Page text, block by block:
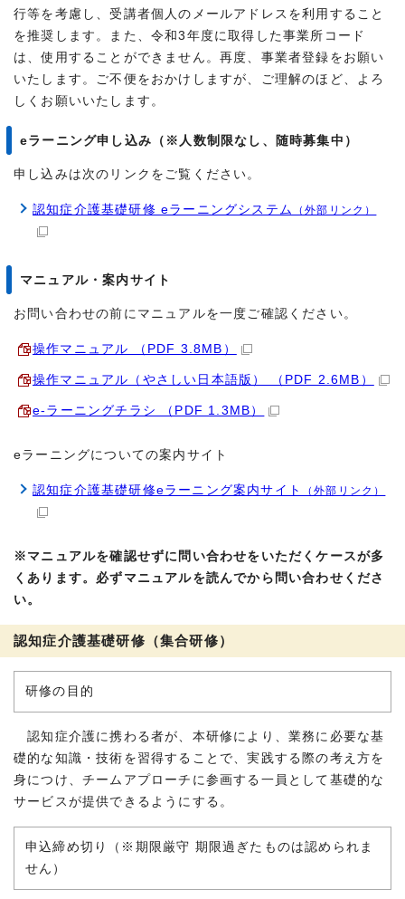
行等を考慮し、受講者個人のメールアドレスを利用すること
を推奨します。また、令和3年度に取得した事業所コード
は、使用することができません。再度、事業者登録をお願い
いたします。ご不便をおかけしますが、ご理解のほど、よろ
しくお願いいたします。
eラーニング申し込み（※人数制限なし、随時募集中）
申し込みは次のリンクをご覧ください。
認知症介護基礎研修 eラーニングシステム （外部リンク）
マニュアル・案内サイト
お問い合わせの前にマニュアルを一度ご確認ください。
操作マニュアル （PDF 3.8MB）
操作マニュアル（やさしい日本語版） （PDF 2.6MB）
e-ラーニングチラシ （PDF 1.3MB）
eラーニングについての案内サイト
認知症介護基礎研修eラーニング案内サイト （外部リンク）
※マニュアルを確認せずに問い合わせをいただくケースが多
くあります。必ずマニュアルを読んでから問い合わせくださ
い。
認知症介護基礎研修（集合研修）
研修の目的
認知症介護に携わる者が、本研修により、業務に必要な基
礎的な知識・技術を習得することで、実践する際の考え方を
身につけ、チームアプローチに参画する一員として基礎的な
サービスが提供できるようにする。
申込締め切り（※期限厳守 期限過ぎたものは認められま
せん）